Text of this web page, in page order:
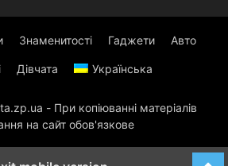
Знаменитості Гаджети Авто
Дівчата Українська
- При копіюванні матеріалів
на сайт обов'язкове